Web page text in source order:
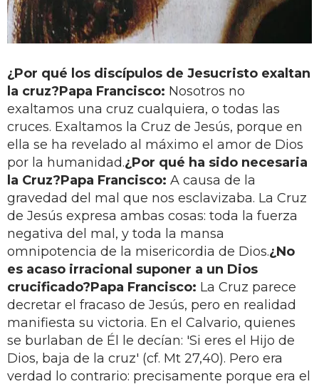
¿Por qué los discípulos de Jesucristo exaltan
la cruz?Papa Francisco: Nosotros no
exaltamos una cruz cualquiera, o todas las
cruces. Exaltamos la Cruz de Jesús, porque en
ella se ha revelado al máximo el amor de Dios
por la humanidad.¿Por qué ha sido necesaria
la Cruz?Papa Francisco: A causa de la
gravedad del mal que nos esclavizaba. La Cruz
de Jesús expresa ambas cosas: toda la fuerza
negativa del mal, y toda la mansa
omnipotencia de la misericordia de Dios.¿No
es acaso irracional suponer a un Dios
crucificado?Papa Francisco: La Cruz parece
decretar el fracaso de Jesús, pero en realidad
manifiesta su victoria. En el Calvario, quienes
se burlaban de Él le decían: 'Si eres el Hijo de
Dios, baja de la cruz' (cf. Mt 27,40). Pero era
verdad lo contrario: precisamente porque era el